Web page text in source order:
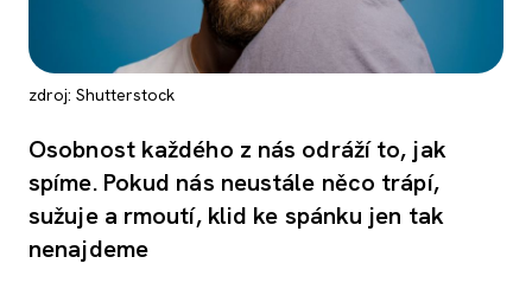
zdroj: Shutterstock
Osobnost každého z nás odráží to, jak
spíme. Pokud nás neustále něco trápí,
sužuje a rmoutí, klid ke spánku jen tak
nenajdeme